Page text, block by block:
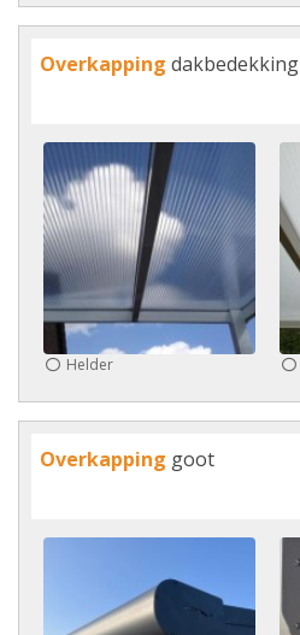
Overkapping dakbedekking
Helder
Overkapping goot